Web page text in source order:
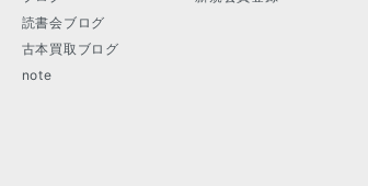
読書会ブログ
古本買取ブログ
note